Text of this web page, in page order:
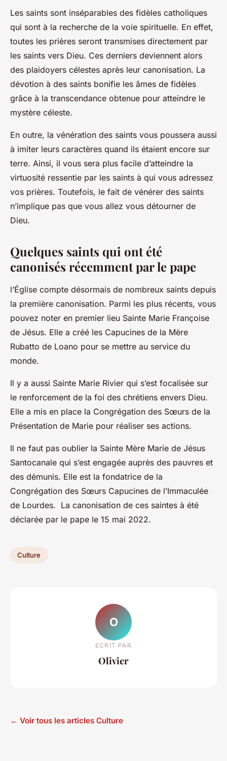
Les saints sont inséparables des fidèles catholiques
qui sont à la recherche de la voie spirituelle. En effet,
toutes les prières seront transmises directement par
les saints vers Dieu. Ces derniers deviennent alors
des plaidoyers célestes après leur canonisation. La
dévotion à des saints bonifie les âmes de fidèles
grâce à la transcendance obtenue pour atteindre le
mystère céleste.
En outre, la vénération des saints vous poussera aussi
à imiter leurs caractères quand ils étaient encore sur
terre. Ainsi, il vous sera plus facile d’atteindre la
virtuosité ressentie par les saints à qui vous adressez
vos prières. Toutefois, le fait de vénérer des saints
n’implique pas que vous allez vous détourner de
Dieu.
Quelques saints qui ont été
canonisés récemment par le pape
l’Église compte désormais de nombreux saints depuis
la première canonisation. Parmi les plus récents, vous
pouvez noter en premier lieu Sainte Marie Françoise
de Jésus. Elle a créé les Capucines de la Mère
Rubatto de Loano pour se mettre au service du
monde.
Il y a aussi Sainte Marie Rivier qui s’est focalisée sur
le renforcement de la foi des chrétiens envers Dieu.
Elle a mis en place la Congrégation des Sœurs de la
Présentation de Marie pour réaliser ses actions.
Il ne faut pas oublier la Sainte Mère Marie de Jésus
Santocanale qui s’est engagée auprès des pauvres et
des démunis. Elle est la fondatrice de la
Congrégation des Sœurs Capucines de l’Immaculée
de Lourdes. La canonisation de ces saintes à été
déclarée par le pape le 15 mai 2022.
Culture
O
ECRIT PAR
Olivier
← Voir tous les articles Culture